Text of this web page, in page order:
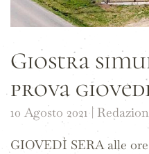
Giostra
prova
10 Agosto 2021 |
GIOVEDÌ SERA alle